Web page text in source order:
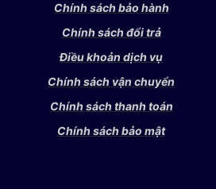
Chính sách bảo hành
Chính sách đổi trả
Điều khoản dịch vụ
Chính sách vận chuyển
Chính sách thanh toán
Chính sách bảo mật